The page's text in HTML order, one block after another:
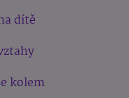
dítě
kolem